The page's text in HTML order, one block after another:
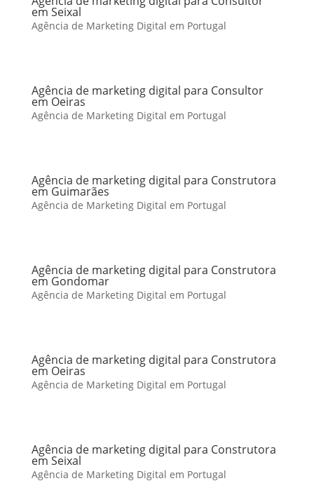
em Seixal
Agência de Marketing Digital em Portugal
Agência de marketing digital para Consultor
em Oeiras
Agência de Marketing Digital em Portugal
Agência de marketing digital para Construtora
em Guimarães
Agência de Marketing Digital em Portugal
Agência de marketing digital para Construtora
em Gondomar
Agência de Marketing Digital em Portugal
Agência de marketing digital para Construtora
em Oeiras
Agência de Marketing Digital em Portugal
Agência de marketing digital para Construtora
em Seixal
Agência de Marketing Digital em Portugal